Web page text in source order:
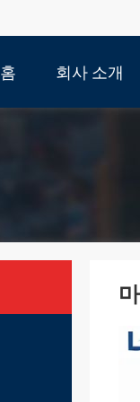
홈 회사 소개